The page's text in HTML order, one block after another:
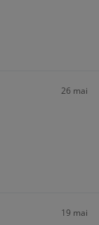
26 mai
19 mai